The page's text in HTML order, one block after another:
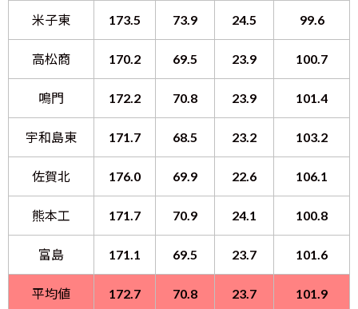
米子東 173.5 73.9 24.5 99.6
高松商 170.2 69.5 23.9 100.7
鳴門 172.2 70.8 23.9 101.4
宇和島東 171.7 68.5 23.2 103.2
佐賀北 176.0 69.9 22.6 106.1
熊本工 171.7 70.9 24.1 100.8
富島 171.1 69.5 23.7 101.6
平均値 172.7 70.8 23.7 101.9